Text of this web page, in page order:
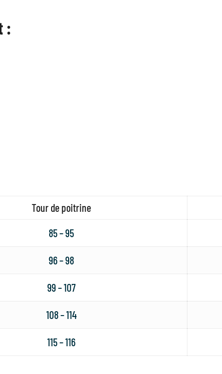
:
Tour de poitrine
85 – 95
96 – 98
99 – 107
108 – 114
115 – 116